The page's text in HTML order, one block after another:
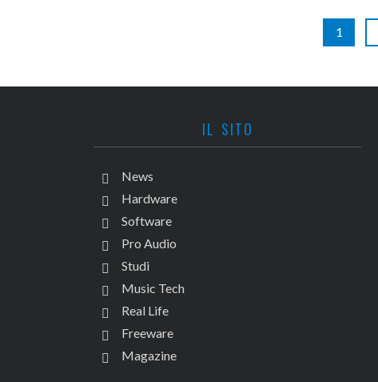
1
IL SITO
News
Hardware
Software
Pro Audio
Studi
Music Tech
Real Life
Freeware
Magazine